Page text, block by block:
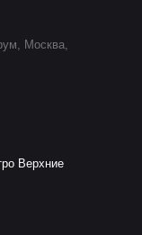
Москва,
Верхние